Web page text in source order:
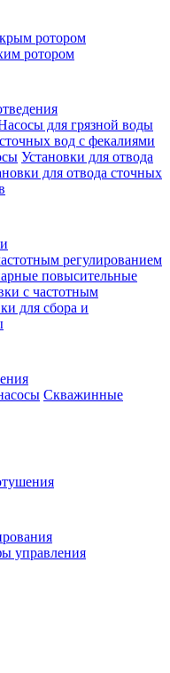
ротором
ротором
для грязной воды
вод c фекалиями
Установки для отвода
для отвода сточных
регулированием
повысительные
с частотным
для сбора и
Скважинные
управления